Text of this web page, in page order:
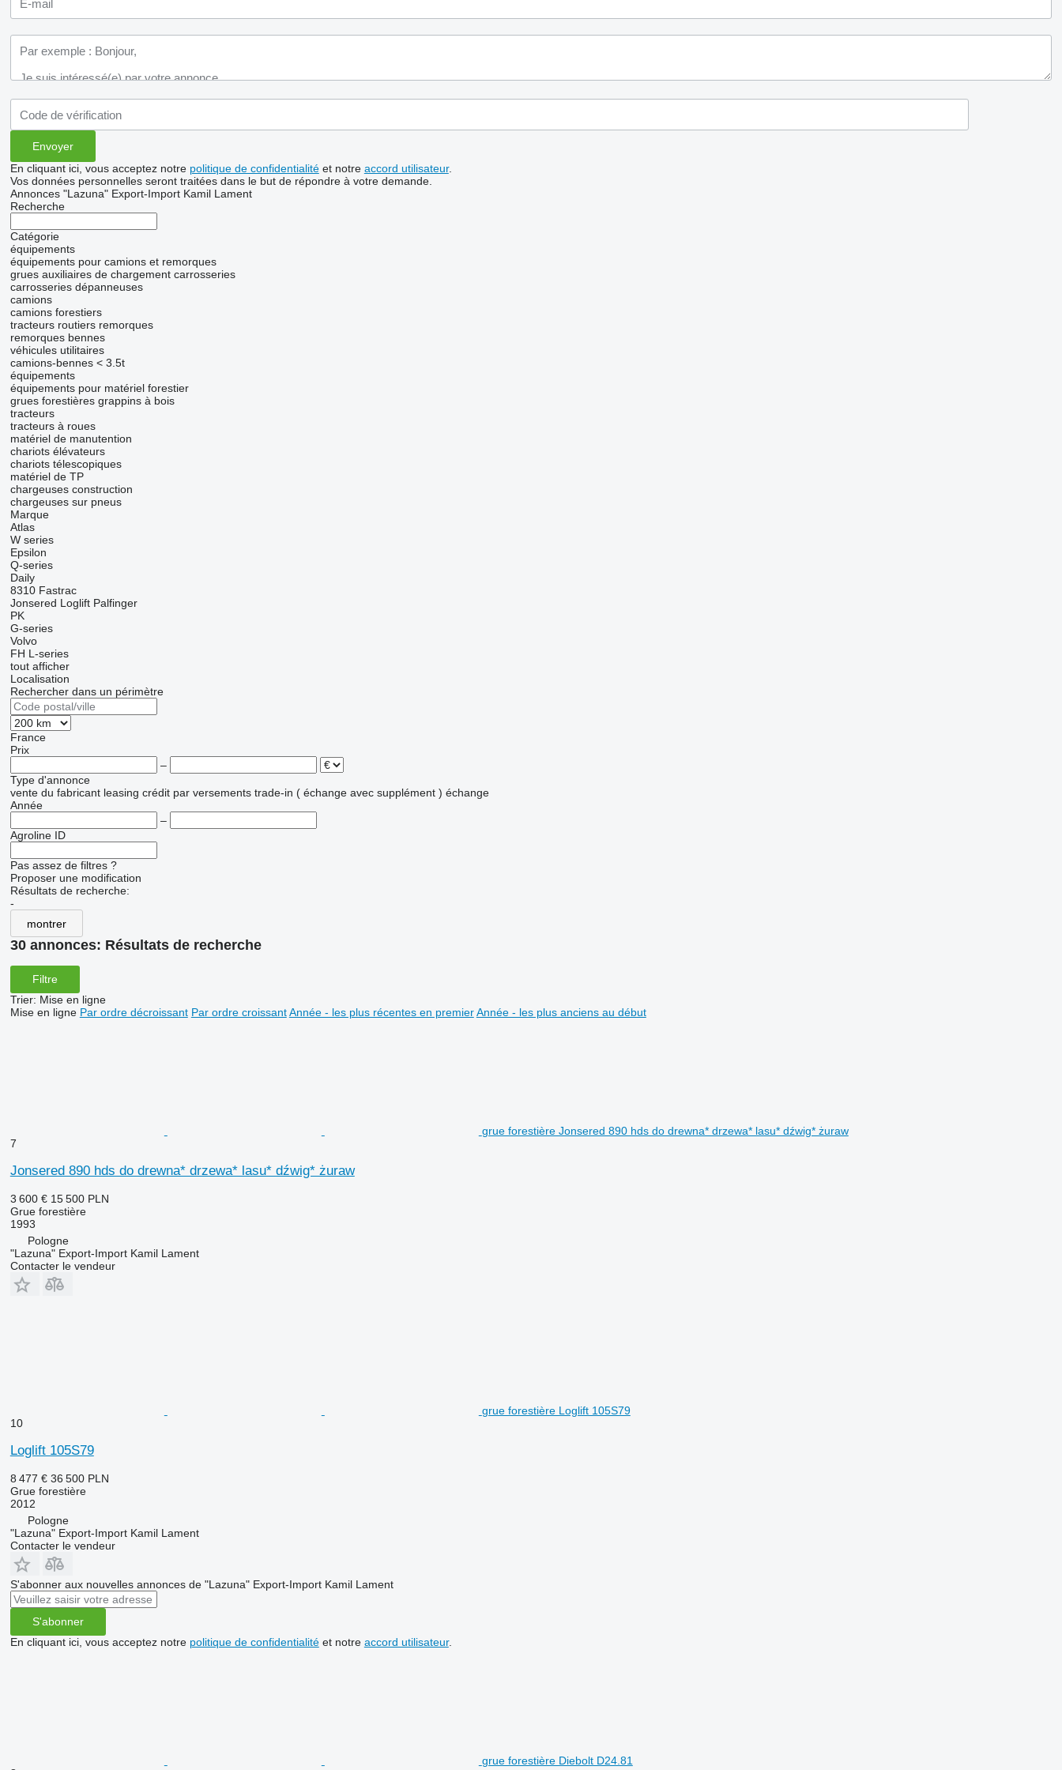
En cliquant ici, vous acceptez notre politique de confidentialitéet notre accord utilisateur.
Vos données personnelles seront traitées dans le but de répondre à votre demande.
Annonces "Lazuna" Export-Import Kamil Lament
Recherche
Catégorie
équipements
équipements pour camions et remorques
grues auxiliaires de chargement carrosseries
carrosseries dépanneuses
camions
camions forestiers
tracteurs routiers remorques
remorques bennes
véhicules utilitaires
camions-bennes < 3.5t
équipements
équipements pour matériel forestier
grues forestières grappins à bois
tracteurs
tracteurs à roues
matériel de manutention
chariots élévateurs
chariots télescopiques
matériel de TP
chargeuses construction
chargeuses sur pneus
Marque
Atlas
W series
Epsilon
Q-series
Daily
8310 Fastrac
Jonsered Loglift Palfinger
PK
G-series
Volvo
FH L-series
tout afficher
Localisation
Rechercher dans un périmètre
France
Prix
–
Type d'annonce
vente du fabricant leasing crédit par versements trade-in ( échange avec supplément ) échange
Année
–
Agroline ID
Pas assez de filtres ?
Proposer une modification
Résultats de recherche:
-
montrer
30 annonces: Résultats de recherche
Filtre
Trier: Mise en ligne
Mise en ligne Par ordre décroissant Par ordre croissant Année - les plus récentes en premier Année - les plus anciens au début
grue forestière Jonsered 890 hds do drewna* drzewa* lasu* dźwig* żuraw
7
Jonsered 890 hds do drewna* drzewa* lasu* dźwig* żuraw
3 600 € 15 500 PLN
Grue forestière
1993
Pologne
"Lazuna" Export-Import Kamil Lament
Contacter le vendeur
grue forestière Loglift 105S79
10
Loglift 105S79
8 477 € 36 500 PLN
Grue forestière
2012
Pologne
"Lazuna" Export-Import Kamil Lament
Contacter le vendeur
S'abonner aux nouvelles annonces de "Lazuna" Export-Import Kamil Lament
S'abonner
En cliquant ici, vous acceptez notre politique de confidentialitéet notre accord utilisateur.
grue forestière Diebolt D24.81